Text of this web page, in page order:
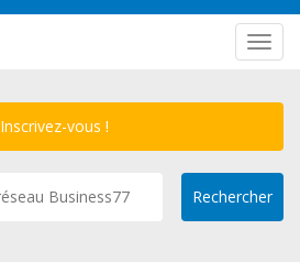
Inscrivez-vous !